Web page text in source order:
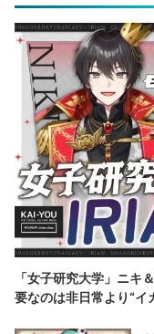
「女子研究大学」ニ
要なのは非日常より“イ